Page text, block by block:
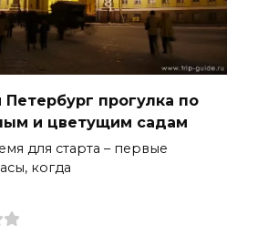
Петербург прогулка по
и цветущим садам
для старта – первые
когда